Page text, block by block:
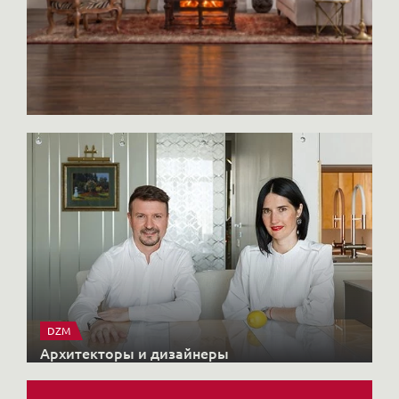
которыми будут наслаждаться другие.
DZM
Архитекторы и дизайнеры